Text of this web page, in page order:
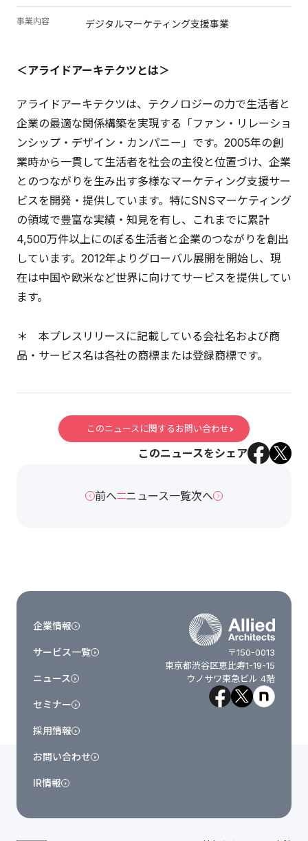
事業内容 デジタルマーケティング支援事業
＜アライドアーキテクツとは＞
アライドアーキテクツは、テクノロジーの力で生活者と
企業の最適な関係構築を実現する「ファン・リレーショ
ンシップ・デザイン・カンパニー」です。2005年の創
業時から一貫して生活者を社会の主役と位置づけ、企業
とのつながりを生み出す多様なマーケティング支援サー
ビスを開発・提供しています。特にSNSマーケティング
の領域で豊富な実績・知見を有し、これまでに累計
4,500万件以上にのぼる生活者と企業のつながりを創出
しています。2012年よりグローバル展開を開始し、現
在は中国や欧米など世界に向けてサービスを提供してい
ます。
＊ 本プレスリリースに記載している会社名および商
品・サービス名は各社の商標または登録商標です。
このニュースに関するお問い合わせ
このニュースをシェア
前へ ニュース一覧次へ
〒150-0013
東京都渋谷区恵比寿1-19-15
ウノサワ東急ビル 4階
企業情報
サービス一覧
ニュース
セミナー
採用情報
お問い合わせ
IR情報